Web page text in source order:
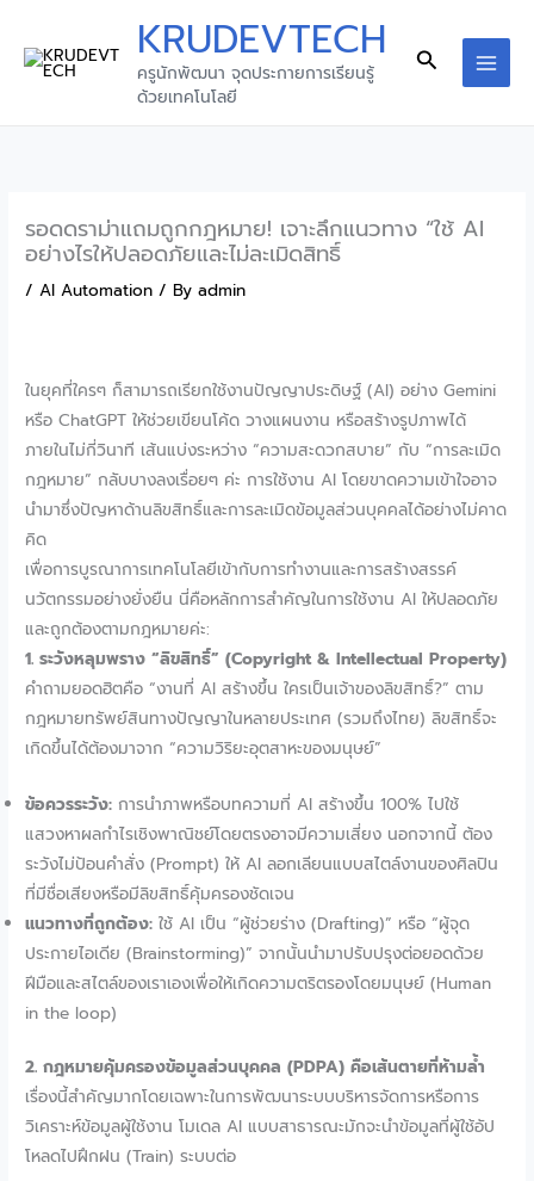
content
KRUDEVTECH
ครูนักพัฒนา จุดประกายการเรียนรู้
ด้วยเทคโนโลยี
Search
รอดดราม่าแถมถูกกฎหมาย! เจาะลึกแนวทาง “ใช้ AI
อย่างไรให้ปลอดภัยและไม่ละเมิดสิทธิ์
/AI Automation / Byadmin
ในยุคที่ใครๆ ก็สามารถเรียกใช้งานปัญญาประดิษฐ์ (AI) อย่าง Gemini
หรือ ChatGPT ให้ช่วยเขียนโค้ด วางแผนงาน หรือสร้างรูปภาพได้
ภายในไม่กี่วินาที เส้นแบ่งระหว่าง “ความสะดวกสบาย” กับ “การละเมิด
กฎหมาย” กลับบางลงเรื่อยๆ ค่ะ การใช้งาน AI โดยขาดความเข้าใจอาจ
นำมาซึ่งปัญหาด้านลิขสิทธิ์และการละเมิดข้อมูลส่วนบุคคลได้อย่างไม่คาด
คิด
เพื่อการบูรณาการเทคโนโลยีเข้ากับการทำงานและการสร้างสรรค์
นวัตกรรมอย่างยั่งยืน นี่คือหลักการสำคัญในการใช้งาน AI ให้ปลอดภัย
และถูกต้องตามกฎหมายค่ะ:
1. ระวังหลุมพราง “ลิขสิทธิ์” (Copyright & Intellectual Property)
คำถามยอดฮิตคือ “งานที่ AI สร้างขึ้น ใครเป็นเจ้าของลิขสิทธิ์?” ตาม
กฎหมายทรัพย์สินทางปัญญาในหลายประเทศ (รวมถึงไทย) ลิขสิทธิ์จะ
เกิดขึ้นได้ต้องมาจาก “ความวิริยะอุตสาหะของมนุษย์”
ข้อควรระวัง: การนำภาพหรือบทความที่ AI สร้างขึ้น 100% ไปใช้
แสวงหาผลกำไรเชิงพาณิชย์โดยตรงอาจมีความเสี่ยง นอกจากนี้ ต้อง
ระวังไม่ป้อนคำสั่ง (Prompt) ให้ AI ลอกเลียนแบบสไตล์งานของศิลปิน
ที่มีชื่อเสียงหรือมีลิขสิทธิ์คุ้มครองชัดเจน
แนวทางที่ถูกต้อง: ใช้ AI เป็น “ผู้ช่วยร่าง (Drafting)” หรือ “ผู้จุด
ประกายไอเดีย (Brainstorming)” จากนั้นนำมาปรับปรุงต่อยอดด้วย
ฝีมือและสไตล์ของเราเองเพื่อให้เกิดความตริตรองโดยมนุษย์ (Human
in the loop)
2. กฎหมายคุ้มครองข้อมูลส่วนบุคคล (PDPA) คือเส้นตายที่ห้ามล้ำ
เรื่องนี้สำคัญมากโดยเฉพาะในการพัฒนาระบบบริหารจัดการหรือการ
วิเคราะห์ข้อมูลผู้ใช้งาน โมเดล AI แบบสาธารณะมักจะนำข้อมูลที่ผู้ใช้อัป
โหลดไปฝึกฝน (Train) ระบบต่อ